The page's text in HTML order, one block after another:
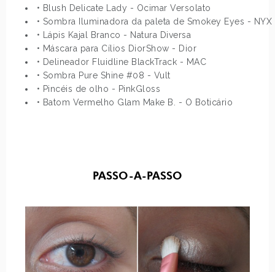
• Blush Delicate Lady - Ocimar Versolato
• Sombra Iluminadora da paleta de Smokey Eyes - NYX
• Lápis Kajal Branco - Natura Diversa
• Máscara para Cílios DiorShow - Dior
• Delineador Fluidline BlackTrack - MAC
• Sombra Pure Shine #08 - Vult
• Pincéis de olho - PinkGloss
• Batom Vermelho Glam Make B. - O Boticário
PASSO-A-PASSO